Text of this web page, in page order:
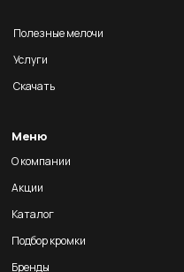
Полезные мелочи
Услуги
Скачать
Меню
О компании
Акции
Каталог
Подбор кромки
Бренды